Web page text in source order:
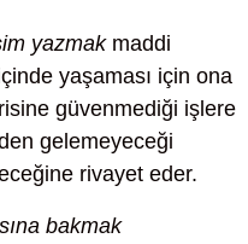
yazmakmaddi
yaşaması için ona
güvenmediği işlere
gelemeyeceği
rivayet eder.
bakmak